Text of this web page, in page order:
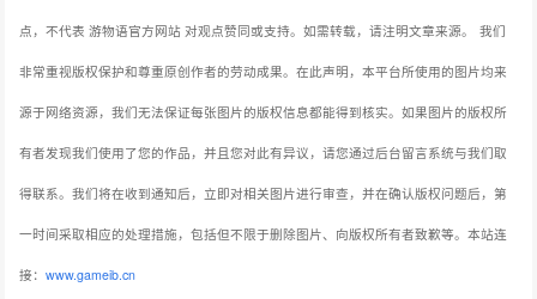
点，不代表 游物语官方网站 对观点赞同或支持。如需转载，请注明文章来源。 我们
非常重视版权保护和尊重原创作者的劳动成果。在此声明，本平台所使用的图片均来
源于网络资源，我们无法保证每张图片的版权信息都能得到核实。如果图片的版权所
有者发现我们使用了您的作品，并且您对此有异议，请您通过后台留言系统与我们取
得联系。我们将在收到通知后，立即对相关图片进行审查，并在确认版权问题后，第
一时间采取相应的处理措施，包括但不限于删除图片、向版权所有者致歉等。本站连
接：www.gameib.cn